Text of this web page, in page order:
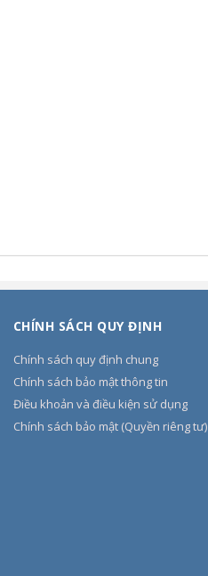
CHÍNH SÁCH QUY ĐỊNH
Chính sách quy định chung
Chính sách bảo mật thông tin
Điều khoản và điều kiện sử dụng
Chính sách bảo mật (Quyền riêng tư)